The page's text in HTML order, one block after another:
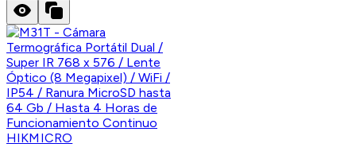
HIKMICRO